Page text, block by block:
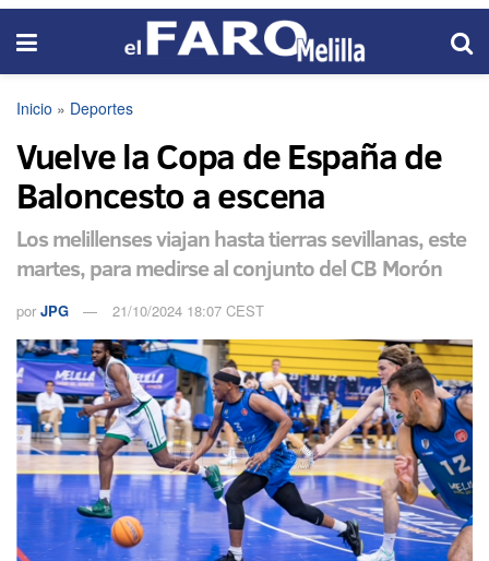
Inicio » Deportes
Vuelve la Copa de España de
Baloncesto a escena
Los melillenses viajan hasta tierras sevillanas, este
martes, para medirse al conjunto del CB Morón
por JPG 21/10/2024 18:07 CEST